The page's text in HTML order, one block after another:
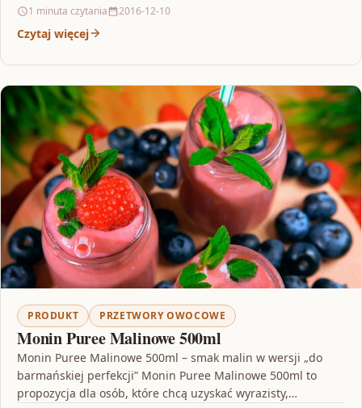
1 minuta czytania 2016-12-10
Czytaj więcej
PRODUKT PRZETWORY OWOCOWE
Monin Puree Malinowe 500ml
Monin Puree Malinowe 500ml – smak malin w wersji „do
barmańskiej perfekcji” Monin Puree Malinowe 500ml to
propozycja dla osób, które chcą uzyskać wyrazisty,…